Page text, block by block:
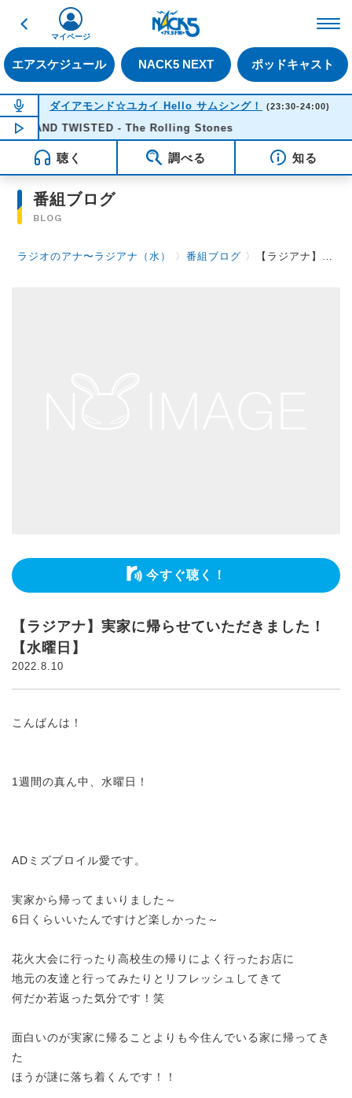
戻る
エアスケジュール NACK5 NEXT ポッドキャスト
マイページ
NOW ON AIR
ダイアモンド☆ユカイ Hello サムシング！ (23:30-24:00)
NOW PLAYING23:32
AND TWISTED - The Rolling Stones
聴く 調べる 知る
番組ブログ
BLOG
ラジオのアナ〜ラジアナ（水） 〉番組ブログ 〉 【ラジアナ】実家に帰らせていただきました！【水曜日】
今すぐ聴く！
【ラジアナ】実家に帰らせていただきました！
【水曜日】
2022.8.10
こんばんは！
1週間の真ん中、水曜日！
ADミズブロイル愛です。
実家から帰ってまいりました～
6日くらいいたんですけど楽しかった～
花火大会に行ったり高校生の帰りによく行ったお店に
地元の友達と行ってみたりとリフレッシュしてきて
何だか若返った気分です！笑
面白いのが実家に帰ることよりも今住んでいる家に帰ってき
た
ほうが謎に落ち着くんです！！